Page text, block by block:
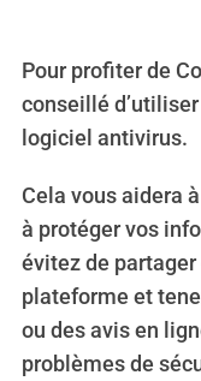
Pour profiter de
conseillé
logiciel antivirus.
Cela vous aidera
à protéger vos
évitez de
plateforme et
ou des avis en
problèmes de